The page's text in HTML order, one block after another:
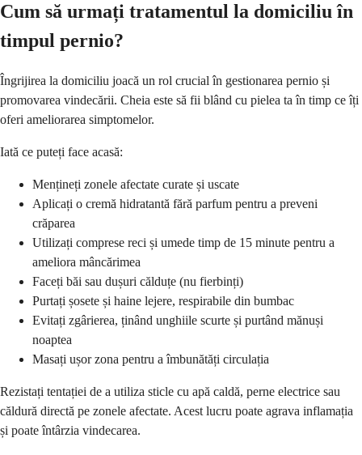
Cum să urmați tratamentul la domiciliu în
timpul pernio?
Îngrijirea la domiciliu joacă un rol crucial în gestionarea pernio și
promovarea vindecării. Cheia este să fii blând cu pielea ta în timp ce îți
oferi ameliorarea simptomelor.
Iată ce puteți face acasă:
Mențineți zonele afectate curate și uscate
Aplicați o cremă hidratantă fără parfum pentru a preveni
crăparea
Utilizați comprese reci și umede timp de 15 minute pentru a
ameliora mâncărimea
Faceți băi sau dușuri călduțe (nu fierbinți)
Purtați șosete și haine lejere, respirabile din bumbac
Evitați zgârierea, ținând unghiile scurte și purtând mănuși
noaptea
Masați ușor zona pentru a îmbunătăți circulația
Rezistați tentației de a utiliza sticle cu apă caldă, perne electrice sau
căldură directă pe zonele afectate. Acest lucru poate agrava inflamația
și poate întârzia vindecarea.